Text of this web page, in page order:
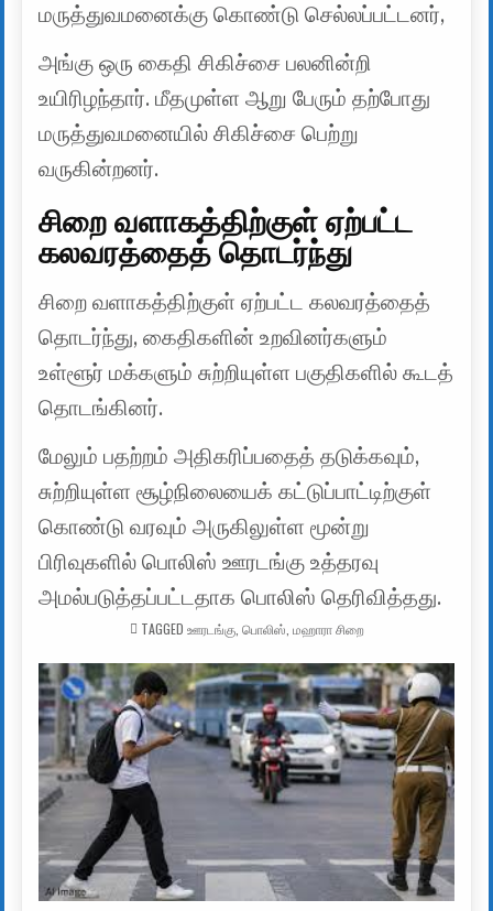
மருத்துவமனைக்கு கொண்டு செல்லப்பட்டனர்,
அங்கு ஒரு கைதி சிகிச்சை பலனின்றி
உயிரிழந்தார். மீதமுள்ள ஆறு பேரும் தற்போது
மருத்துவமனையில் சிகிச்சை பெற்று
வருகின்றனர்.
சிறை வளாகத்திற்குள் ஏற்பட்ட
கலவரத்தைத் தொடர்ந்து
சிறை வளாகத்திற்குள் ஏற்பட்ட கலவரத்தைத்
தொடர்ந்து, கைதிகளின் உறவினர்களும்
உள்ளூர் மக்களும் சுற்றியுள்ள பகுதிகளில் கூடத்
தொடங்கினர்.
மேலும் பதற்றம் அதிகரிப்பதைத் தடுக்கவும்,
சுற்றியுள்ள சூழ்நிலையைக் கட்டுப்பாட்டிற்குள்
கொண்டு வரவும் அருகிலுள்ள மூன்று
பிரிவுகளில் பொலிஸ் ஊரடங்கு உத்தரவு
அமல்படுத்தப்பட்டதாக பொலிஸ் தெரிவித்தது.
TAGGED ஊரடங்கு, பொலிஸ் மஹாரா சிறை